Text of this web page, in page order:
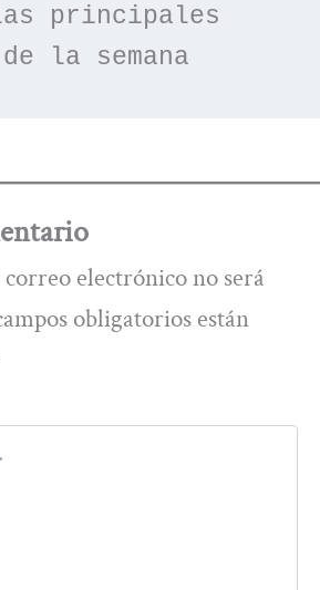
principales
la semana
electrónico no será
obligatorios están